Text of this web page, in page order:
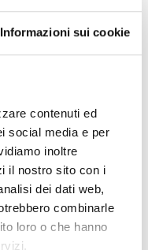
Informazioni sui cookie
contenuti ed
social media e per
inoltre
il nostro sito con i
dei dati web,
combinarle
loro o che hanno
con l'aggiunta dei
tasca. La giacca è
per la connessione con
garantiscono una
sicurezza è assicurato da
una tasca con zip sul
EN 17092 A